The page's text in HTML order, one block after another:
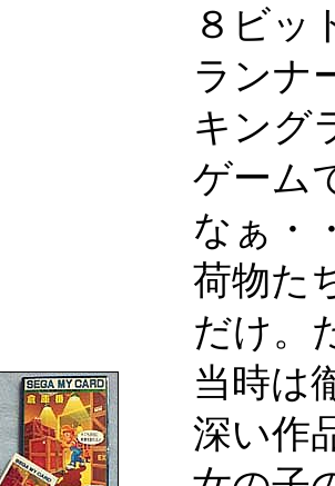
８ビッ
ランナ
キング
ゲーム
なぁ・
荷物た
だけ。
当時は
深い作